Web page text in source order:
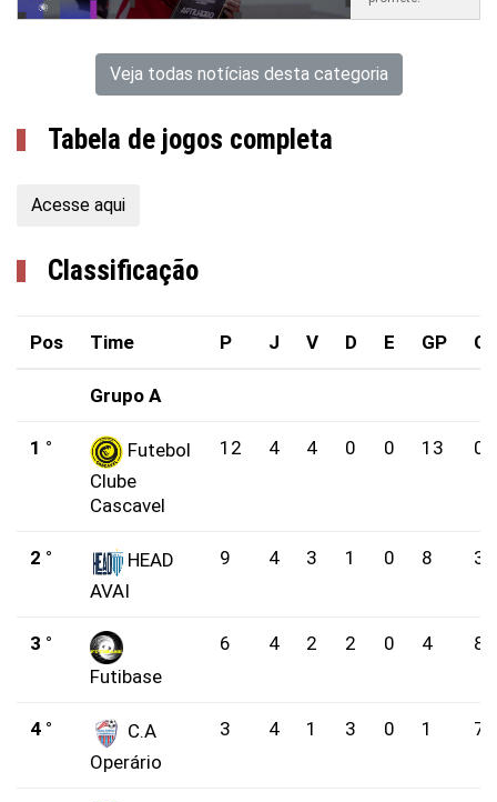
Veja todas notícias desta categoria
Tabela de jogos completa
Acesse aqui
Classificação
Pos Time P J V D E GP
Grupo A
1 °
Futebol
Clube
Cascavel
12 4 4 0 0 13 0
2 °
HEAD
AVAI
9 4 3 1 0 8 3
3 °
Futibase
6 4 2 2 0 4 8
4 °
C.A
Operário
3 4 1 3 0 1 7